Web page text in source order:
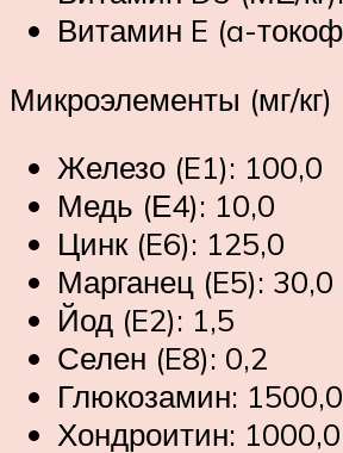
Витамин E (a-
Микроэлементы (мг/кг)
Железо (E1): 100,0
Медь (Е4): 10,0
Цинк (E6): 125,0
Марганец (E5): 30,0
Йод (E2): 1,5
Селен (E8): 0,2
Глюкозамин: 1500,0
Хондроитин: 1000,0